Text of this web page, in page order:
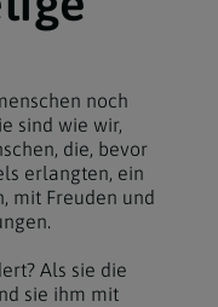
noch
sind wie wir,
die, bevor
erlangten, ein
mit Freuden und
Als sie die
sie ihm mit